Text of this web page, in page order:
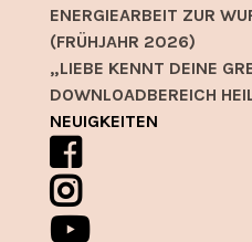
ENERGIEARBEIT ZUR
(FRÜHJAHR 2026)
„LIEBE KENNT DEINE
DOWNLOADBEREICH
NEUIGKEITEN